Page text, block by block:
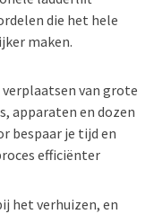
die het hele
maken.
van grote
apparaten en dozen
bespaar je tijd en
efficiënter
het verhuizen, en